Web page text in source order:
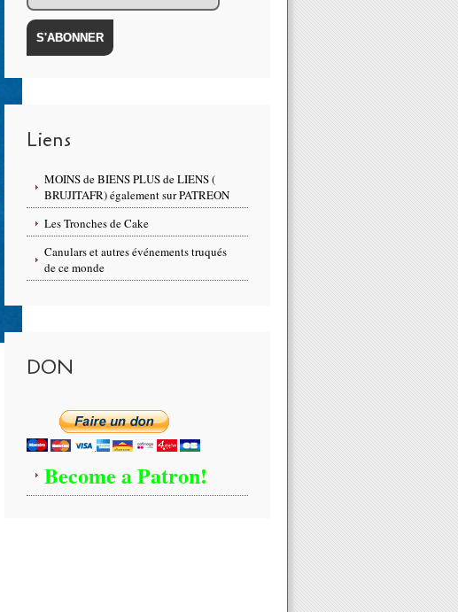
Liens
MOINS de BIENS PLUS de LIENS (
BRUJITAFR) également sur PATREON
Les Tronches de Cake
Canulars et autres événements truqués
de ce monde
DON
Become a Patron!